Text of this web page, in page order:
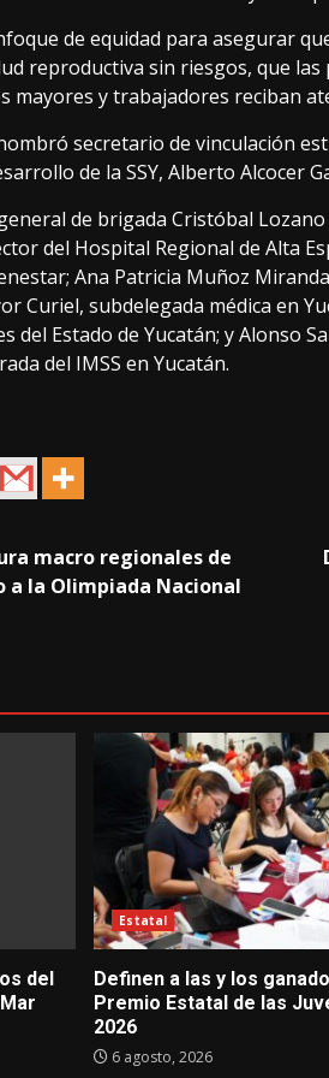
de equidad para asegurar
reproductiva sin riesgos, que
mayores y trabajadores reciban
secretario de vinculación
de la SSY, Alberto Alcocer
de brigada Cristóbal
del Hospital Regional de Alta
Ana Patricia Muñoz
Curiel, subdelegada médica en
del Estado de Yucatán; y Alonso
del IMSS en Yucatán.
macro regionales de
a la Olimpiada Nacional
del
Estatal
Definen a las y los
Premio Estatal de las
2026
6 agosto, 2026